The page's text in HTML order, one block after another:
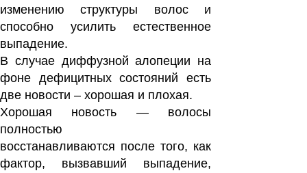
изменению структуры волос и
способно усилить естественное
выпадение.
В случае диффузной алопеции на
фоне дефицитных состояний есть
две новости – хорошая и плохая.
Хорошая новость — волосы
полностью
восстанавливаются после того, как
фактор, вызвавший выпадение,